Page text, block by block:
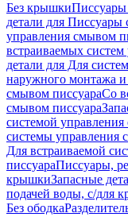
Без крышкиПиссуары
детали для
управления смывом
встраиваемых
детали для Для
наружного монтажа и
смывом писсуараСо
смывом писсуара
системой
системы управления
Для встраиваемой
писсуараПиссуары,
крышкиЗапасные
подачей воды, с/для
Без ободка